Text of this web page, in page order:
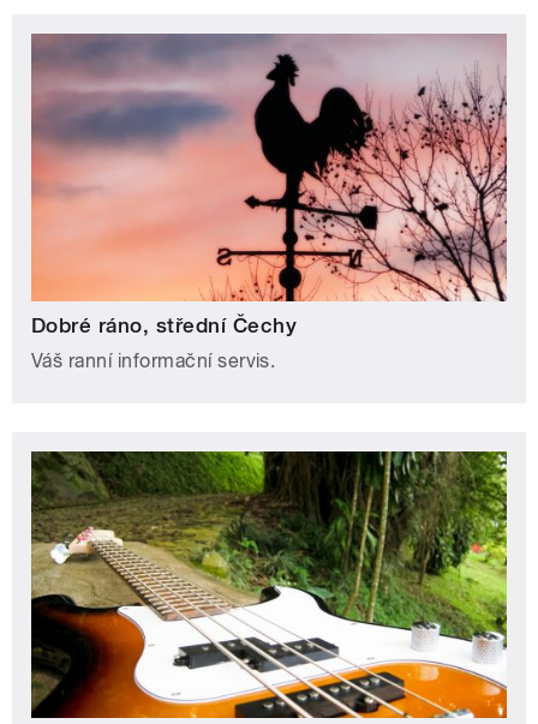
Dobré ráno, střední Čechy
Váš ranní informační servis.